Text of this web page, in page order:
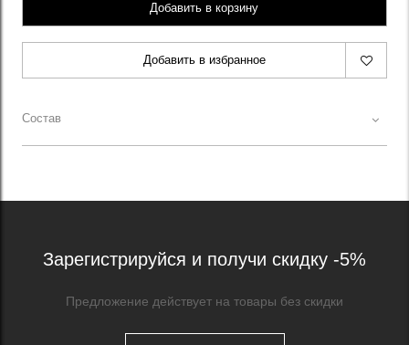
Добавить в корзину
Добавить в избранное
Состав
Зарегистрируйся и получи скидку -5%
Предложение действует на товары без скидки